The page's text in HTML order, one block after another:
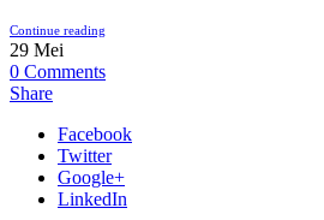
Continue reading
29 Mei
0 Comments
Share
Facebook
Twitter
Google+
LinkedIn